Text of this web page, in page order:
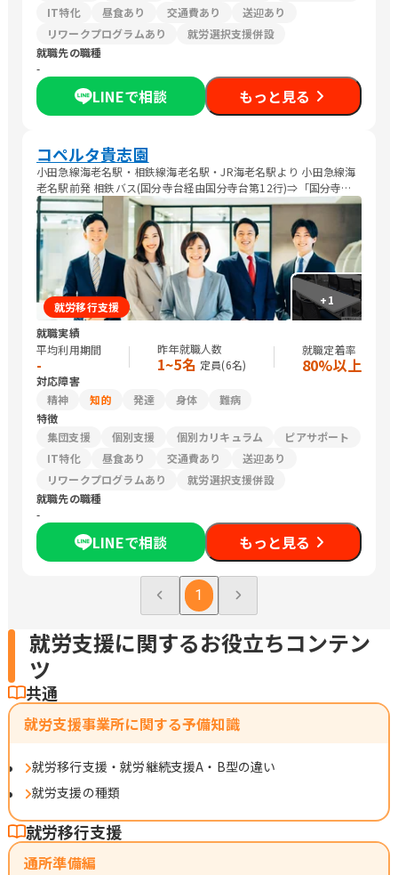
IT特化 昼食あり 交通費あり
送迎あり
リワークプログラムあり
就労選択支援併設
就職先の職種
-
LINEで相談 もっと見る
コペルタ貴志園
小田急線海老名駅・相鉄線海老名駅・JR海老名駅より 小田急線海
老名駅前発 相鉄バス(国分寺台経由国分寺台第12行)⇒「国分寺台
第11」下車 ⇒ 徒歩15分 相鉄バス(国分寺台経由吉岡芝原行)⇒「国
分寺台第11」下車 ⇒ 徒歩15分 相鉄バス(国分寺台経由綾瀬市役所
行)⇒「国分寺台第11」下車 ⇒ 徒歩15分 相鉄バス(下浜田経由ハマ
キョウレックス行)⇒「変電所北」下車⇒ 徒歩7分
+1
就労移行支援
就職実績
平均利用期間
-
昨年就職人数
1~5名 定員(6名)
就職定着率
80%以上
対応障害
精神
知的 発達 身体
難病
特徴
集団支援
個別支援 個別カリキュラム
ピアサポート
IT特化
昼食あり 交通費あり
送迎あり
リワークプログラムあり
就労選択支援併設
就職先の職種
-
LINEで相談 もっと見る
1
就労支援に関するお役立ちコンテン
ツ
共通
就労支援事業所に関する予備知識
就労移行支援・就労継続支援A・B型の違い
就労支援の種類
就労移行支援
通所準備編